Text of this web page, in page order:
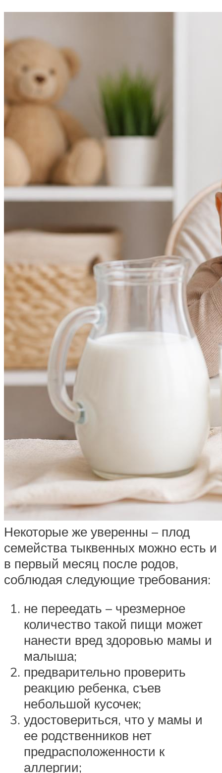
Некоторые же уверенны – плод
семейства тыквенных можно есть и
в первый месяц после родов,
соблюдая следующие требования:
не переедать – чрезмерное
количество такой пищи может
нанести вред здоровью мамы и
малыша;
предварительно проверить
реакцию ребенка, съев
небольшой кусочек;
удостовериться, что у мамы и
ее родственников нет
предрасположенности к
аллергии;